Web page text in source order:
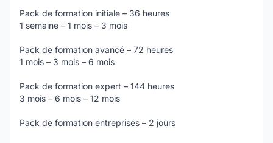
Pack de formation initiale – 36 heures
1 semaine – 1 mois – 3 mois
Pack de formation avancé – 72 heures
1 mois – 3 mois – 6 mois
Pack de formation expert – 144 heures
3 mois – 6 mois – 12 mois
Pack de formation entreprises – 2 jours